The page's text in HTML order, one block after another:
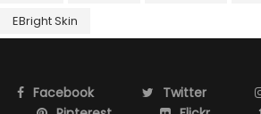
EBright Skin
Facebook Twitter